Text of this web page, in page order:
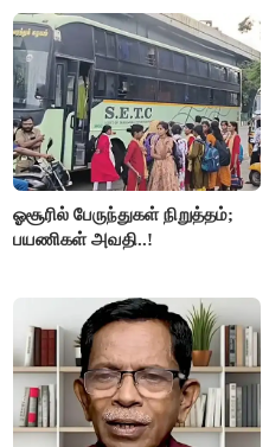
ஓசூரில் பேருந்துகள் நிறுத்தம்;
பயணிகள் அவதி..!